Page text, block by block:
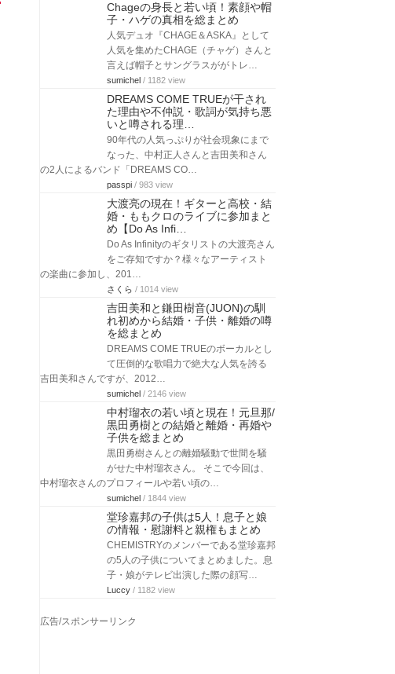
Chageの身長と若い頃！素顔や帽
子・ハゲの真相を総まとめ
人気デュオ『CHAGE＆ASKA』として
人気を集めたCHAGE（チャゲ）さんと
言えば帽子とサングラスががトレ…
sumichel / 1182 view
DREAMS COME TRUEが干され
た理由や不仲説・歌詞が気持ち悪
いと噂される理…
90年代の人気っぷりが社会現象にまで
なった、中村正人さんと吉田美和さん
の2人によるバンド「DREAMS CO…
passpi / 983 view
大渡亮の現在！ギターと高校・結
婚・ももクロのライブに参加まと
め【Do As Infi…
Do As Infinityのギタリストの大渡亮さん
をご存知ですか？様々なアーティスト
の楽曲に参加し、201…
さくら / 1014 view
吉田美和と鎌田樹音(JUON)の馴
れ初めから結婚・子供・離婚の噂
を総まとめ
DREAMS COME TRUEのボーカルとし
て圧倒的な歌唱力で絶大な人気を誇る
吉田美和さんですが、2012…
sumichel / 2146 view
中村瑠衣の若い頃と現在！元旦那/
黒田勇樹との結婚と離婚・再婚や
子供を総まとめ
黒田勇樹さんとの離婚騒動で世間を騒
がせた中村瑠衣さん。 そこで今回は、
中村瑠衣さんのプロフィールや若い頃の…
sumichel / 1844 view
堂珍嘉邦の子供は5人！息子と娘
の情報・慰謝料と親権もまとめ
CHEMISTRYのメンバーである堂珍嘉邦
の5人の子供についてまとめました。息
子・娘がテレビ出演した際の顔写…
Luccy / 1182 view
広告/スポンサーリンク